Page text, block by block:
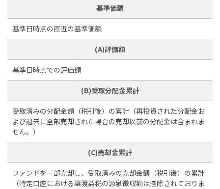
基準価額
基準日時点の直近の基準価額
(A)評価額
基準日時点での評価額
(B)受取分配金累計
受取済みの分配金額（税引後）の累計（再投資された分配金お
よび過去に全部売却された場合の売却以前の分配金は含まれま
せん。）
(C)売却金累計
ファンドを一部売却し、受取済みの売却金額（税引後）の累計
（特定口座における譲渡益税の源泉徴収額は控除されておりま